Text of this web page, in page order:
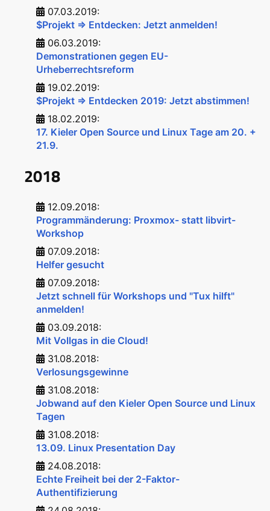
07.03.2019:
$Projekt => Entdecken: Jetzt anmelden!
06.03.2019:
Demonstrationen gegen EU-
Urheberrechtsreform
19.02.2019:
$Projekt => Entdecken 2019: Jetzt abstimmen!
18.02.2019:
17. Kieler Open Source und Linux Tage am 20. +
21.9.
2018
12.09.2018:
Programmänderung: Proxmox- statt libvirt-
Workshop
07.09.2018:
Helfer gesucht
07.09.2018:
Jetzt schnell für Workshops und "Tux hilft"
anmelden!
03.09.2018:
Mit Vollgas in die Cloud!
31.08.2018:
Verlosungsgewinne
31.08.2018:
Jobwand auf den Kieler Open Source und Linux
Tagen
31.08.2018:
13.09. Linux Presentation Day
24.08.2018:
Echte Freiheit bei der 2-Faktor-
Authentifizierung